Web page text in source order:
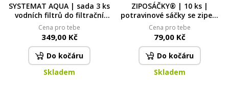
SYSTEMAT AQUA | sada 3 ks
vodních filtrů do filtrační
konvice | s aktivním uhlím
pro čistou a chutnou vodu
Cena pro tebe
349,00 Kč
Do kočáru
Skladem
ZIPOSÁČKY® | 10 ks |
potravinové sáčky se zipem
3 L
Cena pro tebe
79,00 Kč
Do kočáru
Skladem